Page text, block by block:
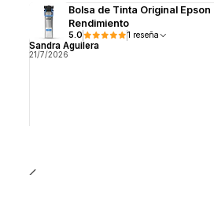
Bolsa de Tinta Original Epson
Rendimiento
5.0 1 reseña
Sandra Aguilera
21/7/2026